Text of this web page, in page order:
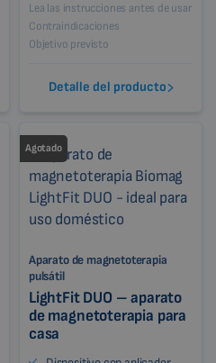
Lea las instrucciones antes de usar
Contraindicaciones
Objetivo previsto
Detalle del producto
Agotado
Aparato de magnetoterapia
pulsátil
LightFit DUO – aparato
de magnetoterapia para
casa